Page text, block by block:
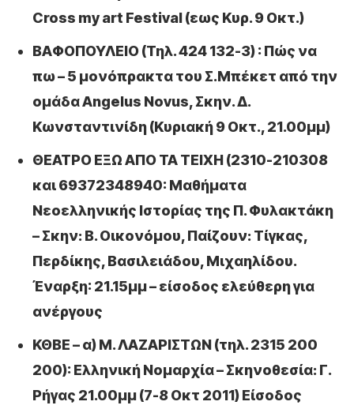
Cross my art Festival (εως Κυρ. 9 Οκτ.)
ΒΑΦΟΠΟΥΛΕΙΟ (Τηλ. 424 132-3) : Πώς να
πω – 5 μονόπρακτα του Σ.Μπέκετ από την
ομάδα Angelus Novus, Σκην. Δ.
Κωνσταντινίδη (Κυριακή 9 Οκτ., 21.00μμ)
ΘΕΑΤΡΟ ΕΞΩ ΑΠΟ ΤΑ ΤΕΙΧΗ (2310-210308
και 69372348940: Μαθήματα
Νεοελληνικής Ιστορίας της Π. Φυλακτάκη
– Σκην: Β. Οικονόμου, Παίζουν: Τίγκας,
Περδίκης, Βασιλειάδου, Μιχαηλίδου.
Έναρξη: 21.15μμ – είσοδος ελεύθερη για
ανέργους
ΚΘΒΕ – α) Μ. ΛΑΖΑΡΙΣΤΩΝ (τηλ. 2315 200
200): Ελληνική Νομαρχία – Σκηνοθεσία: Γ.
Ρήγας 21.00μμ (7-8 Οκτ 2011) Είσοδος